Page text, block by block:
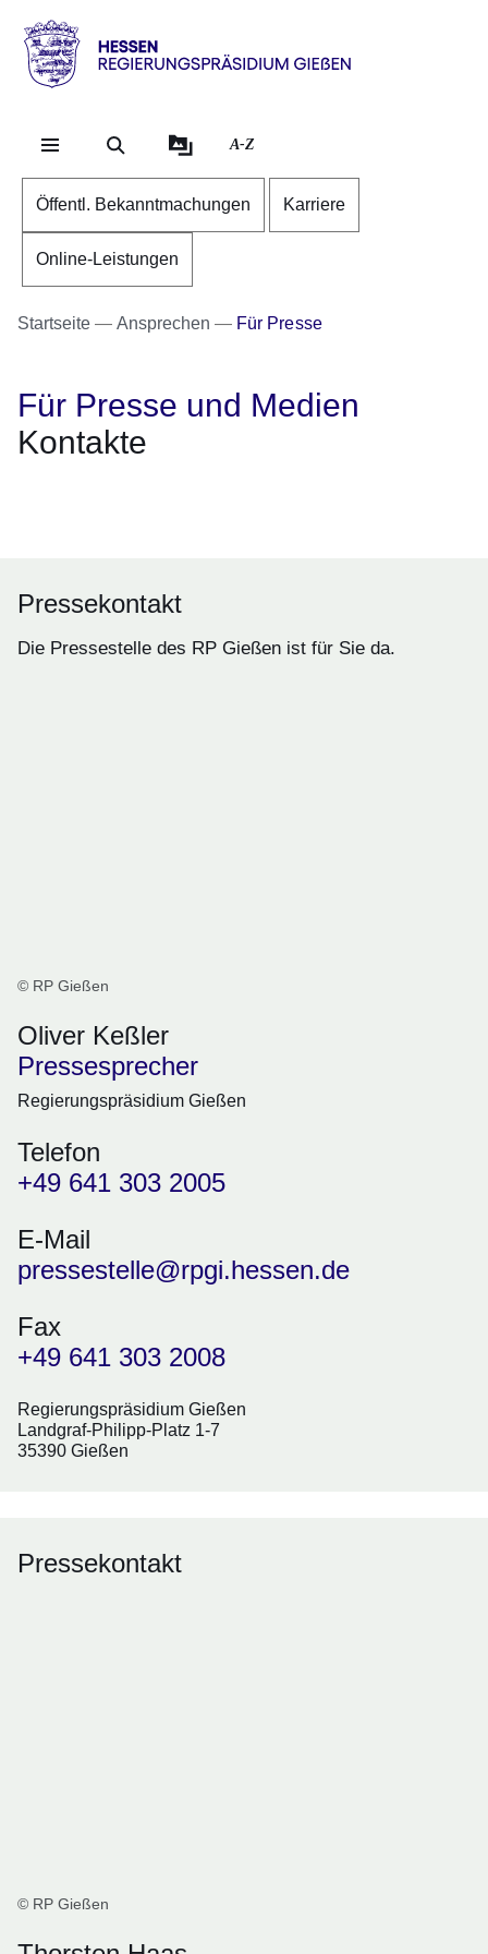
Direkt zum Kopf der
Direkt zum Inhalt
Direkt zum Fuß der
Hessen
RP
A-Z
Öffentl. Bekanntmachungen Karriere
Online-Leistungen
Startseite Ansprechen Für Presse
Für Presse und Medien
Kontakte
Pressekontakt
Die Pressestelle des RP Gießen ist für Sie da.
© RP Gießen
Oliver Keßler
Pressesprecher
Regierungspräsidium Gießen
Telefon
+49 641 303 2005
E-Mail
pressestelle@rpgi.hessen.de
Fax
+49 641 303 2008
Regierungspräsidium Gießen
Landgraf-Philipp-Platz 1-7
35390 Gießen
Pressekontakt
© RP Gießen